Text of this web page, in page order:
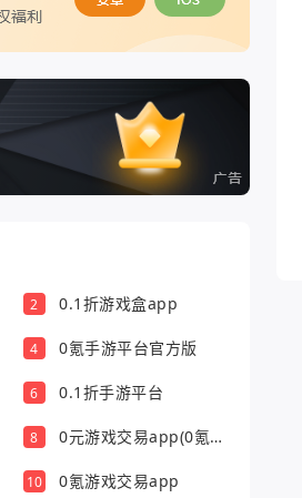
2 0.1折游戏盒app
4 0氪手游平台官方版
6 0.1折手游平台
8
0元游戏交易app(0氪
10 0氪游戏交易app